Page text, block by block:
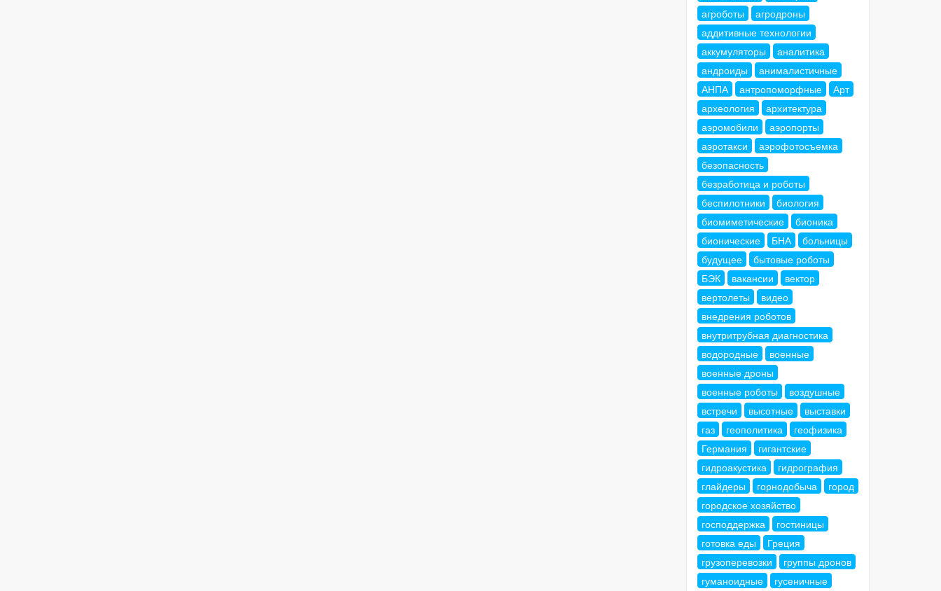
агроботы
агродроны
аддитивные технологии
аккумуляторы
аналитика
андроиды
анималистичные
АНПА
антропоморфные
Арт
археология
архитектура
аэромобили
аэропорты
аэротакси
аэрофотосъемка
безопасность
безработица и роботы
беспилотники
биология
биомиметические
бионика
бионические
БНА
больницы
будущее
бытовые роботы
БЭК
вакансии
вектор
вертолеты
видео
внедрения роботов
внутритрубная диагностика
водородные
военные
военные дроны
военные роботы
воздушные
встречи
высотные
выставки
газ
геополитика
геофизика
Германия
гигантские
гидроакустика
гидрография
глайдеры
горнодобыча
город
городское хозяйство
господдержка
гостиницы
готовка еды
Греция
грузоперевозки
группы дронов
гуманоидные
гусеничные